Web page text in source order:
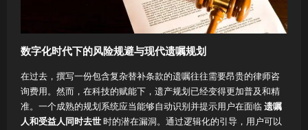
数字化时代下的风险规避与现代遗嘱规划
在过去，撰写一份包含复杂替补条款的遗嘱往往需要昂贵的律师咨
询费用。然而，在科技的赋能下，遗产规划已经变得更加普及和精
准。一个成熟的规划系统应当能够自动识别并提示用户在面临 遗嘱
人和受益人同时去世时的潜在漏洞。通过逻辑化的引导，用户可以